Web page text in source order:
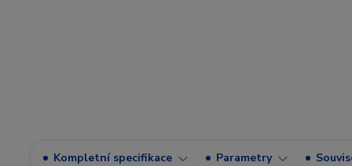
Kompletní specifikace Parametry